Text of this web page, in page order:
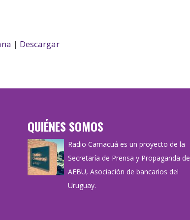
| Descargar
QUIÉNES SOMOS
Radio Camacuá es un proyecto de la
Secretaría de Prensa y Propaganda de
AEBU, Asociación de bancarios del
Uruguay.